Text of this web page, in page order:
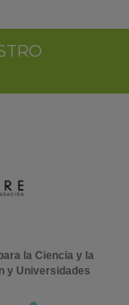
la Ciencia y la
y Universidades